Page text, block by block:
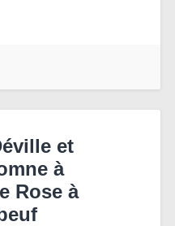
et
à
Rose à